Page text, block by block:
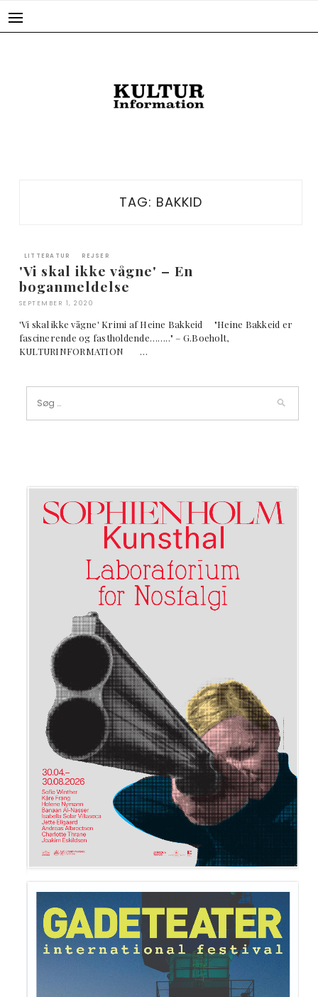
TAG: BAKKID
LITTERATUR REJSER
'Vi skal ikke vågne' – En
boganmeldelse
SEPTEMBER 1, 2020
'Vi skal ikke vågne' Krimi af Heine Bakkeid "Heine Bakkeid er
fascinerende og fastholdende…….." – G.Boeholt,
KULTURINFORMATION …